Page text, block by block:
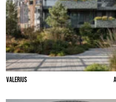
VALERIUS